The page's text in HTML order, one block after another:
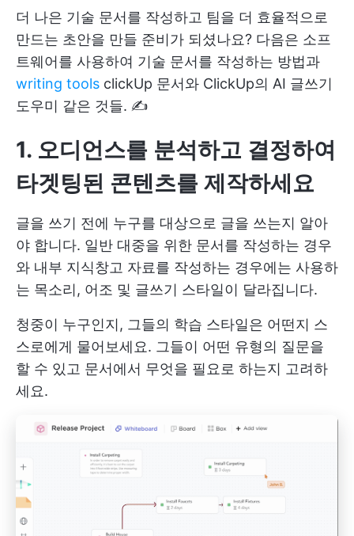
더 나은 기술 문서를 작성하고 팀을 더 효율적으로
만드는 초안을 만들 준비가 되셨나요? 다음은 소프
트웨어를 사용하여 기술 문서를 작성하는 방법과
writing tools clickUp 문서와 ClickUp의 AI 글쓰기
도우미 같은 것들. ✍️
1. 오디언스를 분석하고 결정하여
타겟팅된 콘텐츠를 제작하세요
글을 쓰기 전에 누구를 대상으로 글을 쓰는지 알아
야 합니다. 일반 대중을 위한 문서를 작성하는 경우
와 내부 지식창고 자료를 작성하는 경우에는 사용하
는 목소리, 어조 및 글쓰기 스타일이 달라집니다.
청중이 누구인지, 그들의 학습 스타일은 어떤지 스
스로에게 물어보세요. 그들이 어떤 유형의 질문을
할 수 있고 문서에서 무엇을 필요로 하는지 고려하
세요.